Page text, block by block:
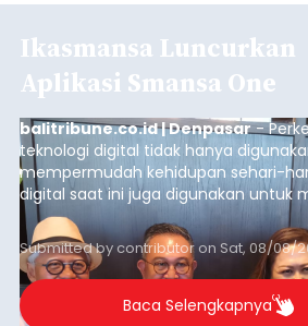
Ikasmansa Luncurkan
Aplikasi Smansa One
balitribune.co.id | Denpasar-
teknologi digital tidak hanya
mempermudah kehidupan sehari-
digital saat ini juga digunakan untuk
dan mengelola data base alumni dari
sekolah, salah satunya adalah alumni
Denpasar.
Submitted bycontributoron Sat, 08/08/
Baca Selengkapnya